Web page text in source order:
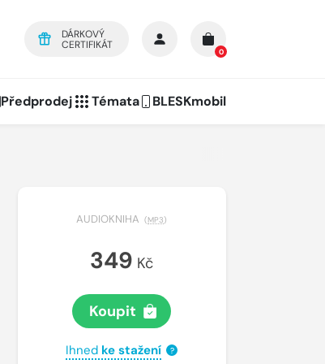
DÁRKOVÝ
CERTIFIKÁT
0
Předprodej Témata BLESKmobil
AUDIOKNIHA (MP3)
349 Kč
Koupit
Ihned ke stažení ?